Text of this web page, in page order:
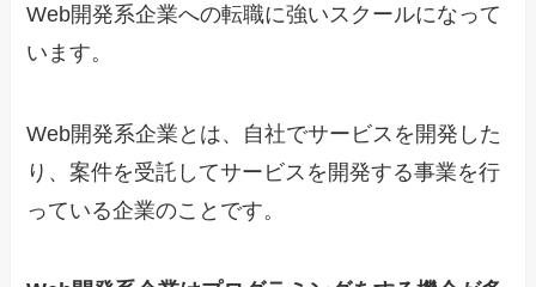
Web開発系企業への転職に強いスクールになって
います。
Web開発系企業とは、自社でサービスを開発した
り、案件を受託してサービスを開発する事業を行
っている企業のことです。